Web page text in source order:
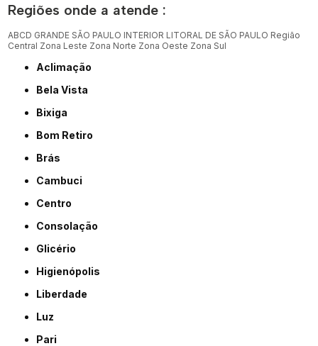
Regiões onde a atende :
ABCD GRANDE SÃO PAULO INTERIOR LITORAL DE SÃO PAULO Região
Central Zona Leste Zona Norte Zona Oeste Zona Sul
Aclimação
Bela Vista
Bixiga
Bom Retiro
Brás
Cambuci
Centro
Consolação
Glicério
Higienópolis
Liberdade
Luz
Pari